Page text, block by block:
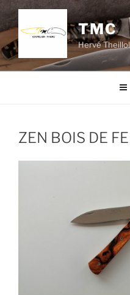
Aller
contenu
principal
TMC
Hervé
ZEN BOIS DE